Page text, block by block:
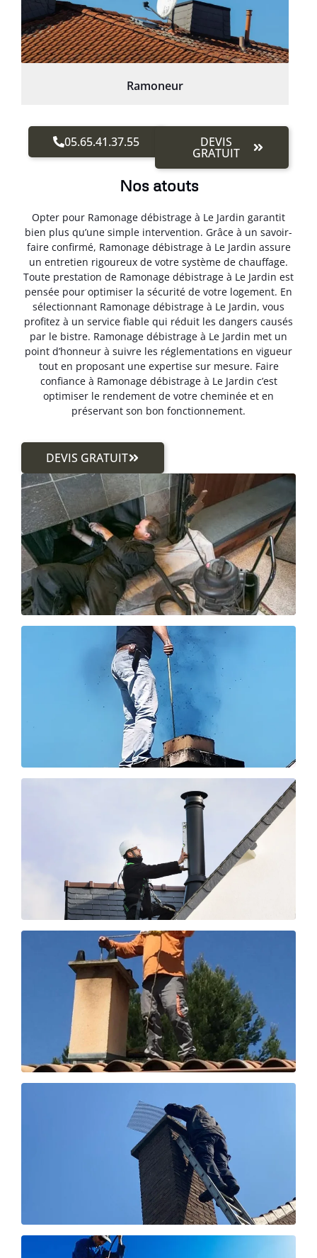
Ramoneur
05.65.41.37.55 DEVIS
GRATUIT
Nos atouts
Opter pour Ramonage débistrage à Le Jardin garantit
bien plus qu’une simple intervention. Grâce à un savoir-
faire confirmé, Ramonage débistrage à Le Jardin assure
un entretien rigoureux de votre système de chauffage.
Toute prestation de Ramonage débistrage à Le Jardin est
pensée pour optimiser la sécurité de votre logement. En
sélectionnant Ramonage débistrage à Le Jardin, vous
profitez à un service fiable qui réduit les dangers causés
par le bistre. Ramonage débistrage à Le Jardin met un
point d’honneur à suivre les réglementations en vigueur
tout en proposant une expertise sur mesure. Faire
confiance à Ramonage débistrage à Le Jardin c’est
optimiser le rendement de votre cheminée et en
préservant son bon fonctionnement.
DEVIS GRATUIT